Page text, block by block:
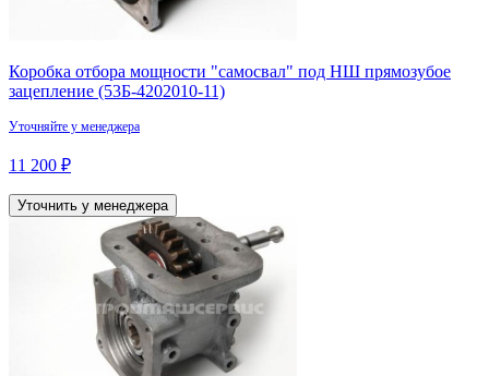
Коробка отбора мощности "самосвал" под НШ прямозубое
зацепление (53Б-4202010-11)
Уточняйте у менеджера
11 200 ₽
Уточнить у менеджера